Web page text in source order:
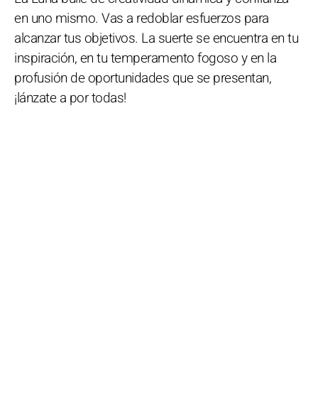
en uno mismo. Vas a redoblar esfuerzos para
alcanzar tus objetivos. La suerte se encuentra en tu
inspiración, en tu temperamento fogoso y en la
profusión de oportunidades que se presentan,
¡lánzate a por todas!